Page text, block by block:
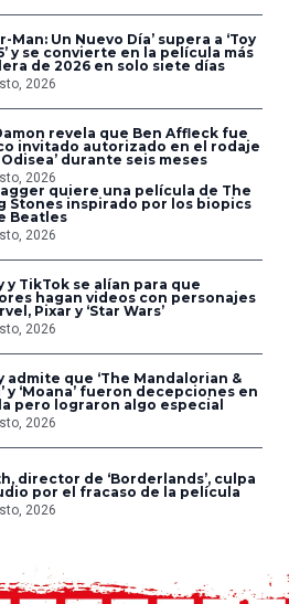
Man: Un Nuevo Día’ supera a ‘Toy
y se convierte en la película más
de 2026 en solo siete días
2026
revela que Ben Affleck fue
invitado autorizado en el rodaje
Odisea’ durante seis meses
2026
quiere una película de The
Stones inspirado por los biopics
Beatles
2026
y TikTok se alían para que
hagan videos con personajes
Pixar y ‘Star Wars’
2026
admite que ‘The Mandalorian &
y ‘Moana’ fueron decepciones en
pero lograron algo especial
2026
director de ‘Borderlands’, culpa
por el fracaso de la película
2026